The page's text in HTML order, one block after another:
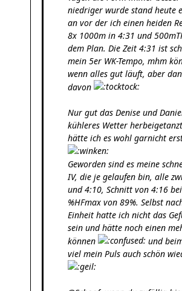
niedriger wurde stand heute
an vor der ich einen heiden
8x 1000m in 4:31 und
dem Plan. Die Zeit 4:31 ist
mein 5er WK-Tempo, mhm
wenn alles gut läuft, aber
davon
Nur gut das Denise und
kühleres Wetter
hätte ich es wohl garnicht
Geworden sind es meine
IV, die je gelaufen bin, alle
und 4:10, Schnitt von 4:16
%HFmax von 89%. Selbst
Einheit hatte ich nicht das
sein und hätte noch einen
können
und
viel mein Puls auch schön